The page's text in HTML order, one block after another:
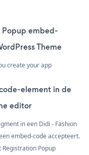
Popup embed-
Theme
create your app
element in de
editor
in een Didi - Fashion
embed-code accepteert.
Registration Popup